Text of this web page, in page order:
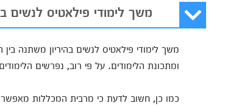
משך לימודי פילאטיס לנשים
משך לימודי פילאטיס לנשים בהיריון משתנה
ומתכונת הלימודים. על פי רוב, נפרשים
כמו כן, חשוב לדעת כי מרבית המכללות